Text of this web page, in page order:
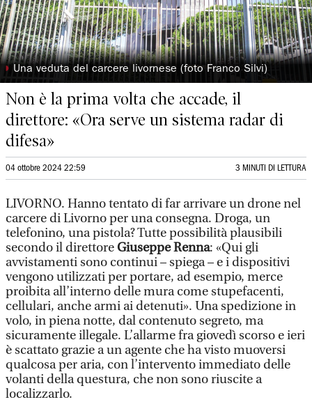
◗ Una veduta del carcere livornese (foto Franco Silvi)
Non è la prima volta che accade, il
direttore: «Ora serve un sistema radar di
difesa»
04 ottobre 2024 22:59 3 MINUTI DI LETTURA
LIVORNO. Hanno tentato di far arrivare un drone nel
carcere di Livorno per una consegna. Droga, un
telefonino, una pistola? Tutte possibilità plausibili
secondo il direttoreGiuseppe Renna: «Qui gli
avvistamenti sono continui – spiega – e i dispositivi
vengono utilizzati per portare, ad esempio, merce
proibita all’interno delle mura come stupefacenti,
cellulari, anche armi ai detenuti». Una spedizione in
volo, in piena notte, dal contenuto segreto, ma
sicuramente illegale. L’allarme fra giovedì scorso e ieri
è scattato grazie a un agente che ha visto muoversi
qualcosa per aria, con l’intervento immediato delle
volanti della questura, che non sono riuscite a
localizzarlo.